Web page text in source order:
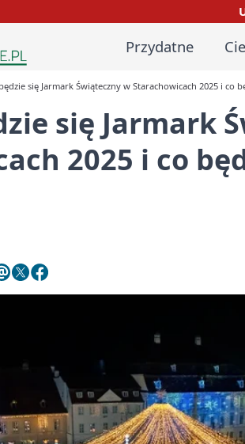
Przydatne
się Jarmark Świąteczny w Starachowicach 2025 i co
się Jarmark
2025 i co